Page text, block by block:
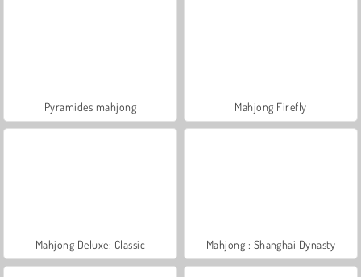
Pyramides mahjong Mahjong Firefly
Mahjong Deluxe: Classic Mahjong : Shanghai Dynasty